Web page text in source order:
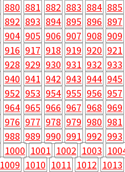
880 881 882 883 884 885
892 893 894 895 896 897
904 905 906 907 908 909
916 917 918 919 920 921
928 929 930 931 932 933
940 941 942 943 944 945
952 953 954 955 956 957
964 965 966 967 968 969
976 977 978 979 980 981
988 989 990 991 992 993
1000 1001 1002 1003
1009 1010 1011 1012 1013